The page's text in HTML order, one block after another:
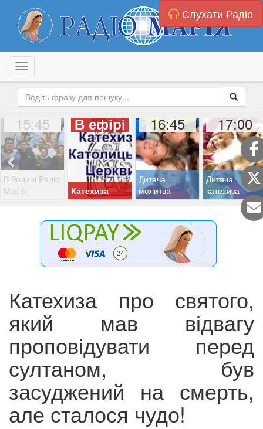
Слухати Радіо
Toggle navigation
15:45
В Родині Радіо
Марія
В ефірі
Катехиза
16:45
Дитяча
молитва
17:00
Дитяча
катехиза
Катехиза про святого,
який мав відвагу
проповідувати перед
султаном, був
засуджений на смерть,
але сталося чудо!